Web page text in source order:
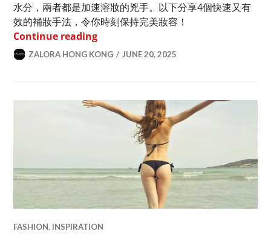
水分，兩者都是加速溶妝的兇手。以下分享4個快速又有
效的補妝手法，令你時刻保持完美妝容！
Continue reading夏日熱辣辣，溶妝一噠噠？4招完美補妝
ZALORA HONG KONG JUNE 20, 2025
FASHION, INSPIRATION